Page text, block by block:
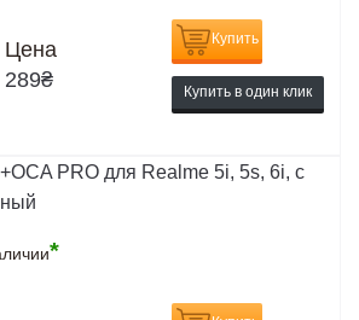
Цена
289₴
Купить
Купить в один клик
PRO для Realme 5i, 5s, 6i, с
*